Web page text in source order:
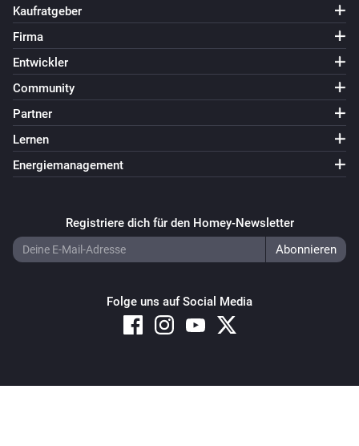
Kaufratgeber
Firma
Entwickler
Community
Partner
Lernen
Energiemanagement
Registriere dich für den Homey-Newsletter
Folge uns auf Social Media